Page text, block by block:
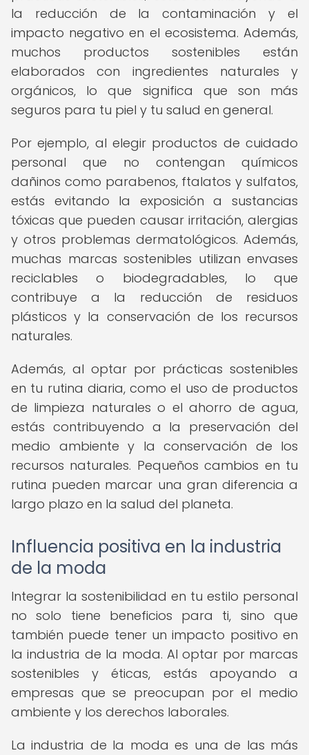
la reducción de la contaminación y el
impacto negativo en el ecosistema. Además,
muchos productos sostenibles están
elaborados con ingredientes naturales y
orgánicos, lo que significa que son más
seguros para tu piel y tu salud en general.
Por ejemplo, al elegir productos de cuidado
personal que no contengan químicos
dañinos como parabenos, ftalatos y sulfatos,
estás evitando la exposición a sustancias
tóxicas que pueden causar irritación, alergias
y otros problemas dermatológicos. Además,
muchas marcas sostenibles utilizan envases
reciclables o biodegradables, lo que
contribuye a la reducción de residuos
plásticos y la conservación de los recursos
naturales.
Además, al optar por prácticas sostenibles
en tu rutina diaria, como el uso de productos
de limpieza naturales o el ahorro de agua,
estás contribuyendo a la preservación del
medio ambiente y la conservación de los
recursos naturales. Pequeños cambios en tu
rutina pueden marcar una gran diferencia a
largo plazo en la salud del planeta.
Influencia positiva en la industria
de la moda
Integrar la sostenibilidad en tu estilo personal
no solo tiene beneficios para ti, sino que
también puede tener un impacto positivo en
la industria de la moda. Al optar por marcas
sostenibles y éticas, estás apoyando a
empresas que se preocupan por el medio
ambiente y los derechos laborales.
La industria de la moda es una de las más